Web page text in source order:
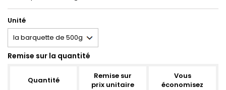
Unité
Remise sur la quantité
Quantité
Remise sur
prix unitaire
Vous
économisez